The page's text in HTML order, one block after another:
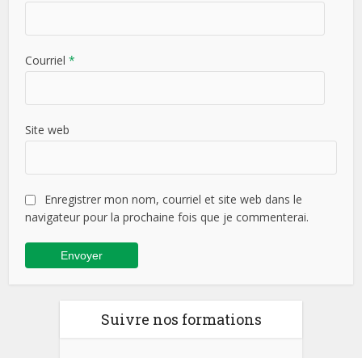
Courriel*
Site web
Enregistrer mon nom, courriel et site web dans le
navigateur pour la prochaine fois que je commenterai.
Suivre nos formations